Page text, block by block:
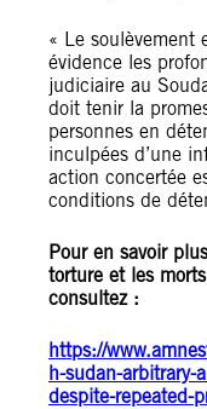
« Le soulèvement
évidence les
judiciaire au
doit tenir la
personnes en
inculpées d’une
action concertée
conditions de
Pour en savoir
torture et les
consultez :
https://
h-sudan-arbitrary-
despite-repeated-